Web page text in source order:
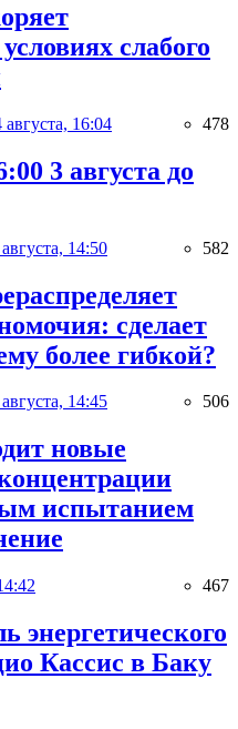
слабого
августа, 16:04 478
3 августа до
14:50 582
сделает
более гибкой?
14:45 506
новые
испытанием
467
энергетического
Кассис в Баку